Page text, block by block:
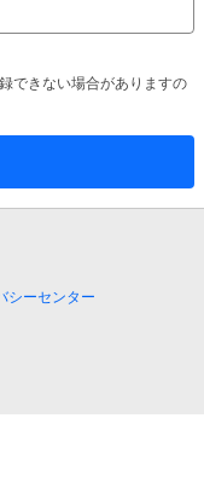
できない場合がありますの
シーセンター